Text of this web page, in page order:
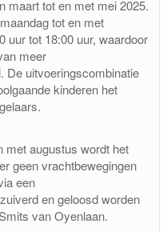
maart tot en met mei 2025.
tot en met
uur tot 18:00 uur, waardoor
meer
De uitvoeringscombinatie
kinderen het
met augustus wordt het
geen vrachtbewegingen
een
en geloosd worden
van Oyenlaan.